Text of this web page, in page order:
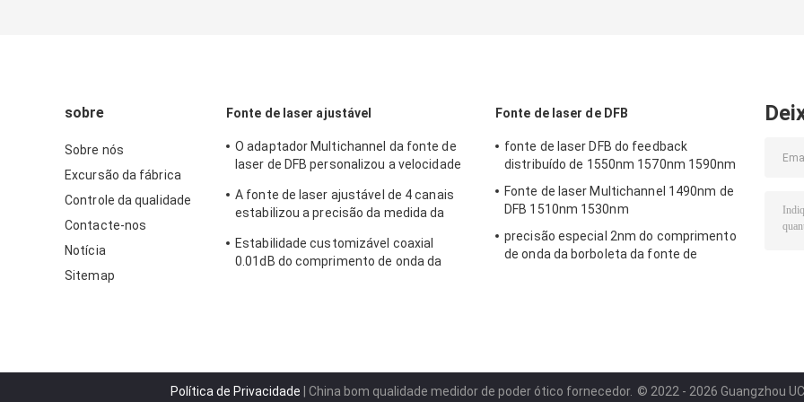
sobre
Sobre nós
Excursão da fábrica
Controle da qualidade
Contacte-nos
Notícia
Sitemap
Fonte de laser ajustável
O adaptador Multichannel da fonte de
laser de DFB personalizou a velocidade
A fonte de laser ajustável de 4 canais
estabilizou a precisão da medida da
Estabilidade customizável coaxial
0.01dB do comprimento de onda da
Fonte de laser de DFB
fonte de laser DFB do feedback
distribuído de 1550nm 1570nm 1590nm
Fonte de laser Multichannel 1490nm de
DFB 1510nm 1530nm
precisão especial 2nm do comprimento
de onda da borboleta da fonte de
Política de Privacidade | China bom qualidade medidor de poder ótico fornecedor. © 2022 - 2026 Guangzhou